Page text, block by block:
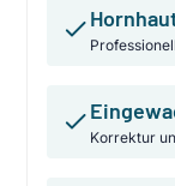
Korrektur